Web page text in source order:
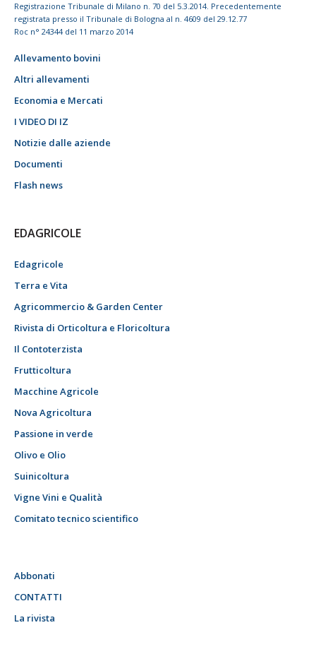
Registrazione Tribunale di Milano n. 70 del 5.3.2014. Precedentemente
registrata presso il Tribunale di Bologna al n. 4609 del 29.12.77
Roc n° 24344 del 11 marzo 2014
Allevamento bovini
Altri allevamenti
Economia e Mercati
I VIDEO DI IZ
Notizie dalle aziende
Documenti
Flash news
EDAGRICOLE
Edagricole
Terra e Vita
Agricommercio & Garden Center
Rivista di Orticoltura e Floricoltura
Il Contoterzista
Frutticoltura
Macchine Agricole
Nova Agricoltura
Passione in verde
Olivo e Olio
Suinicoltura
Vigne Vini e Qualità
Comitato tecnico scientifico
Abbonati
CONTATTI
La rivista